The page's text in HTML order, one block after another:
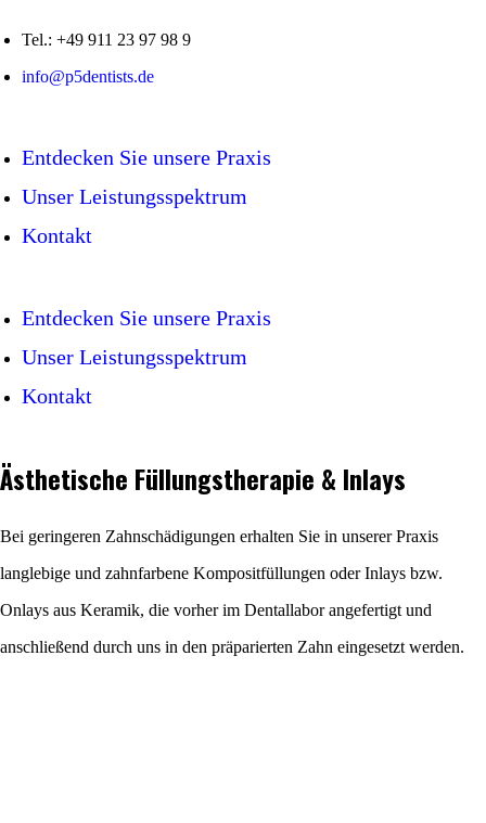
Tel.: +49 911 23 97 98 9
info@p5dentists.de
Entdecken Sie unsere Praxis
Unser Leistungsspektrum
Kontakt
Entdecken Sie unsere Praxis
Unser Leistungsspektrum
Kontakt
Ästhetische Füllungstherapie & Inlays
Bei geringeren Zahnschädigungen erhalten Sie in unserer Praxis
langlebige und zahnfarbene Kompositfüllungen oder Inlays bzw.
Onlays aus Keramik, die vorher im Dentallabor angefertigt und
anschließend durch uns in den präparierten Zahn eingesetzt werden.